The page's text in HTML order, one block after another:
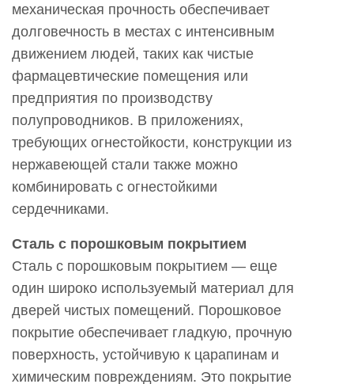
механическая прочность обеспечивает
долговечность в местах с интенсивным
движением людей, таких как чистые
фармацевтические помещения или
предприятия по производству
полупроводников. В приложениях,
требующих огнестойкости, конструкции из
нержавеющей стали также можно
комбинировать с огнестойкими
сердечниками.
Сталь с порошковым покрытием
Сталь с порошковым покрытием — еще
один широко используемый материал для
дверей чистых помещений. Порошковое
покрытие обеспечивает гладкую, прочную
поверхность, устойчивую к царапинам и
химическим повреждениям. Это покрытие